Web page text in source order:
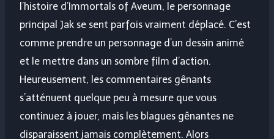
l’histoire d’Immortals of Aveum, le personnage
principal Jak se sent parfois vraiment déplacé. C’est
comme prendre un personnage d’un dessin animé
et le mettre dans un sombre film d’action.
Heureusement, les commentaires gênants
s’atténuent quelque peu à mesure que vous
continuez à jouer, mais les blagues gênantes ne
disparaissent jamais complètement. Alors